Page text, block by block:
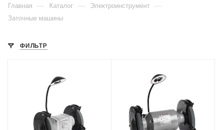
Главная — Каталог — Электроинструмент —
Заточные машины
ФИЛЬТР